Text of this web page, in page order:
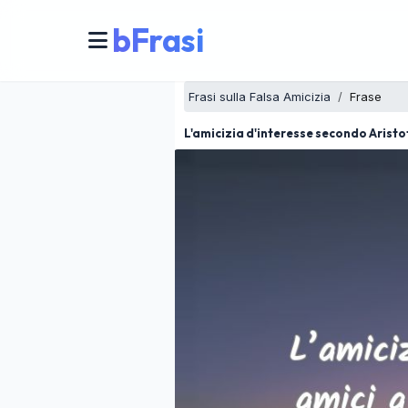
bFrasi
Frasi sulla Falsa Amicizia Frase
L'amicizia d'interesse secondo